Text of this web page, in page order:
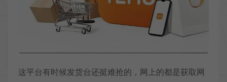
这平台有时候发货台还挺难抢的，网上的都是获取网